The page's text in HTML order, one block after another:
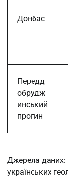
Донбас
Передд
обрудж
инський
прогин
Джерела даних:
українських